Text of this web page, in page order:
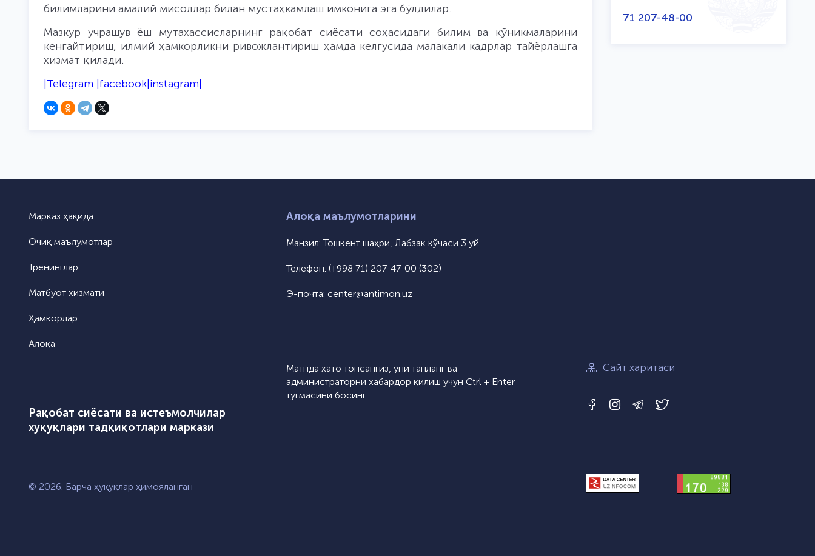
билимларини амалий мисоллар билан мустаҳкамлаш имконига эга бўлдилар.
Мазкур учрашув ёш мутахассисларнинг рақобат сиёсати соҳасидаги билим ва кўникмаларини
кенгайтириш, илмий ҳамкорликни ривожлантириш ҳамда келгусида малакали кадрлар тайёрлашга
хизмат қилади.
|Telegram |facebook|instagram|
71 207-48-00
Марказ ҳақида
Очиқ маълумотлар
Тренинглар
Матбуот хизмати
Ҳамкорлар
Алоқа
Рақобат сиёсати ва истеъмолчилар
хуқуқлари тадқиқотлари маркази
© 2026. Барча ҳуқуқлар ҳимояланган
Алоқа маълумотларини
Манзил:Тошкент шаҳри, Лабзак кўчаси 3 уй
Телефон: (+998 71) 207-47-00 (302)
Э-почта: center@antimon.uz
Матнда хато топсангиз, уни танланг ва
администраторни хабардор қилиш учун Ctrl + Enter
тугмасини босинг
Сайт харитаси